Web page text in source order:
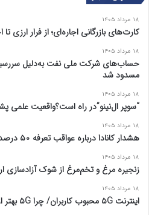
ب
ی
ع
۱۸ مرداد ۱۴۰۵
کارت‌های بازرگانی اجاره‌ای؛ از فرار ارزی
۱۸ مرداد ۱۴۰۵
حساب‌های شرکت ملی نفت به‌دلیل
مسدود شد
۱۸ مرداد ۱۴۰۵
“سوپر ال‌نینو”در راه است؟واقعیت
۱۸ مرداد ۱۴۰۵
هشدار کانادا درباره عواقب تعرفه ۵۰ درصدی آمریکا
۱۸ مرداد ۱۴۰۵
زنجیره مرغ و تخم‌مرغ از شوک آزادسازی
۱۸ مرداد ۱۴۰۵
اینترنت ۵G محبوب کاربران/ چرا ۵G بهتر از ۴G است؟